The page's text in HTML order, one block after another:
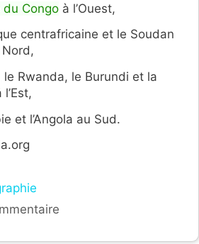
du Congo à l’Ouest,
centrafricaine et le Soudan
le Rwanda, le Burundi et la
et l’Angola au Sud.